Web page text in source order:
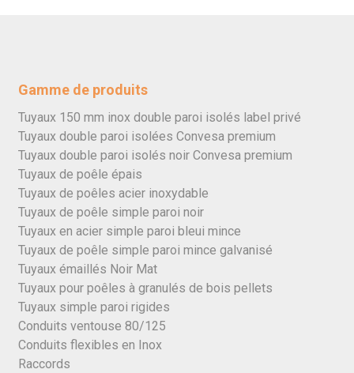
Gamme de produits
Tuyaux 150 mm inox double paroi isolés label privé
Tuyaux double paroi isolées Convesa premium
Tuyaux double paroi isolés noir Convesa premium
Tuyaux de poêle épais
Tuyaux de poêles acier inoxydable
Tuyaux de poêle simple paroi noir
Tuyaux en acier simple paroi bleui mince
Tuyaux de poêle simple paroi mince galvanisé
Tuyaux émaillés Noir Mat
Tuyaux pour poêles à granulés de bois pellets
Tuyaux simple paroi rigides
Conduits ventouse 80/125
Conduits flexibles en Inox
Raccords